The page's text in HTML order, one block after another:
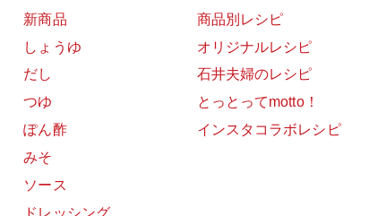
新商品
しょうゆ
だし
つゆ
ぽん酢
みそ
ソース
商品別レシピ
オリジナルレシピ
石井夫婦のレシピ
とっとってmotto！
インスタコラボレシピ